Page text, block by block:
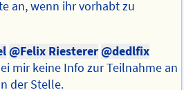
an, wenn ihr vorhabt zu
@Felix Riesterer@dedlfix
mir keine Info zur Teilnahme an
der Stelle.